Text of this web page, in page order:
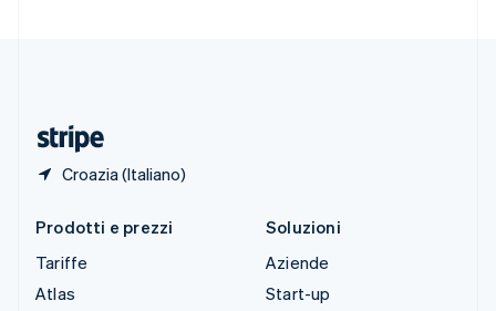
Croazia (Italiano)
Prodotti e prezzi
Tariffe
Atlas
Soluzioni
Aziende
Start-up